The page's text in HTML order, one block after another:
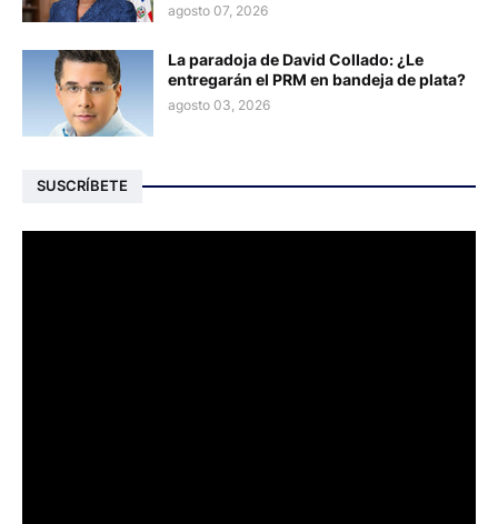
agosto 07, 2026
La paradoja de David Collado: ¿Le
entregarán el PRM en bandeja de plata?
agosto 03, 2026
SUSCRÍBETE